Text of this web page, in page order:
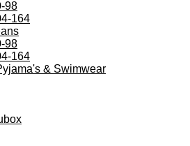
98
164
98
164
& Swimwear